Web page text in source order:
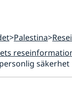
Palestina
säkerhet